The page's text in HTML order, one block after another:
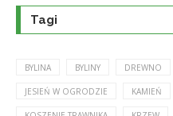
Tagi
BYLINA BYLINY DREWNO
JESIEŃ W OGRODZIE KAMIEŃ